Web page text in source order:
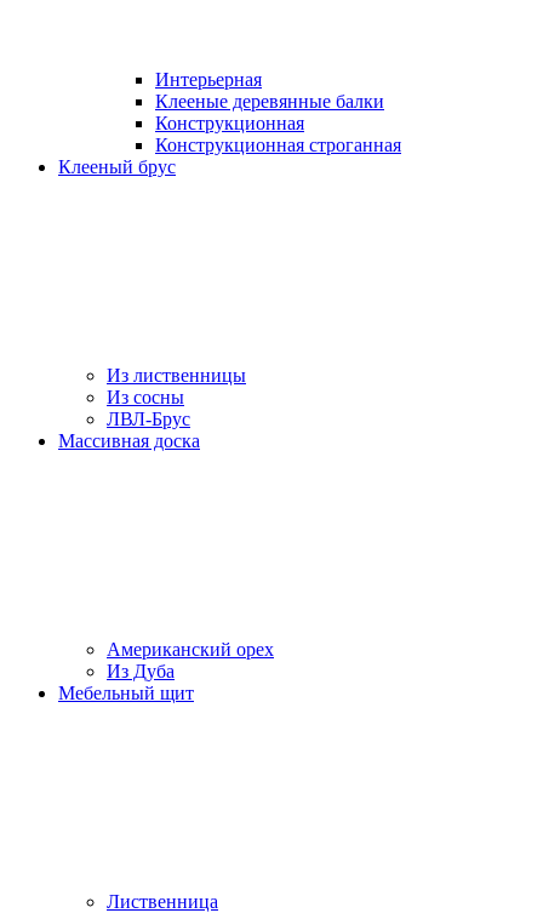
Интерьерная
Клееные деревянные балки
Конструкционная
Конструкционная строганная
Клееный брус
Из лиственницы
Из сосны
ЛВЛ-Брус
Массивная доска
Американский орех
Из Дуба
Мебельный щит
Лиственница